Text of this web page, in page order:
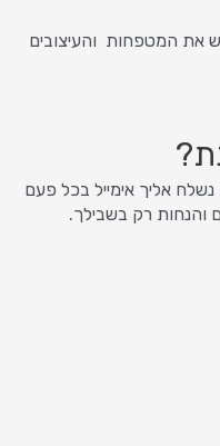
את המטפחות והעיצובים
אליך אימייל בכל פעם
והנחות רק בשבילך.